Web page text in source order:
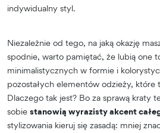
indywidualny styl.
Niezależnie od tego, na jaką okazję
spodnie, warto pamiętać, że lubią one
minimalistycznych w formie i
pozostałych elementów odzieży, które
Dlaczego tak jest? Bo za sprawą kraty
sobie stanowią wyrazisty akcent
stylizowania kieruj się zasadą: mniej